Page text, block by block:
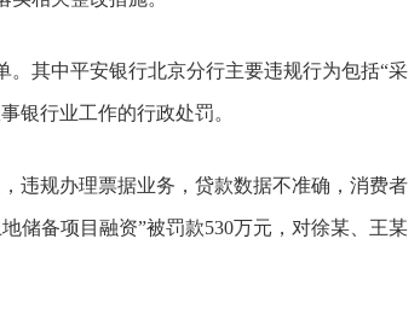
其中平安银行北京分行主要违规行为包括“采
银行业工作的行政处罚。
违规办理票据业务，贷款数据不准确，消费者
储备项目融资”被罚款530万元，对徐某、王某